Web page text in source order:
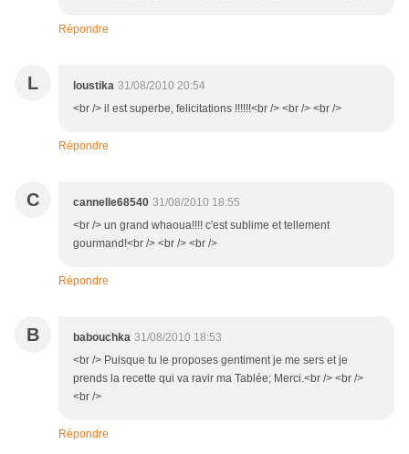
Répondre
L loustika 31/08/2010 20:54
<br /> il est superbe, felicitations !!!!!!<br /> <br /> <br />
Répondre
C cannelle68540 31/08/2010 18:55
<br /> un grand whaoua!!!! c'est sublime et tellement
gourmand!<br /> <br /> <br />
Répondre
B babouchka 31/08/2010 18:53
<br /> Puisque tu le proposes gentiment je me sers et je
prends la recette qui va ravir ma Tablée; Merci.<br /> <br />
<br />
Répondre